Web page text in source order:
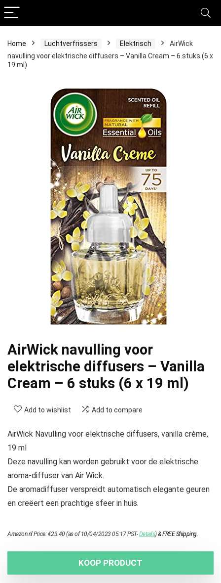
Home Luchtverfrissers Elektrisch
AirWick
navulling voor elektrische diffusers – Vanilla Cream – 6 stuks (6 x
19 ml)
AirWick navulling voor
elektrische diffusers – Vanilla
Cream – 6 stuks (6 x 19 ml)
Add to wishlist Add to compare
AirWick Navulling voor elektrische diffusers, vanilla crème,
19 ml
Deze navulling kan worden gebruikt voor de elektrische
aroma-diffuser van Air Wick.
De aromadiffuser verspreidt automatisch elegante geuren
en creëert een prachtige sfeer in huis.
Amazon.nl Price:€23.40(as of 10/04/2023 05:17 PST-Details)&FREE Shipping.
KOOP PRODUCT